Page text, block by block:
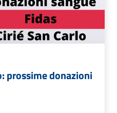
prossime donazioni